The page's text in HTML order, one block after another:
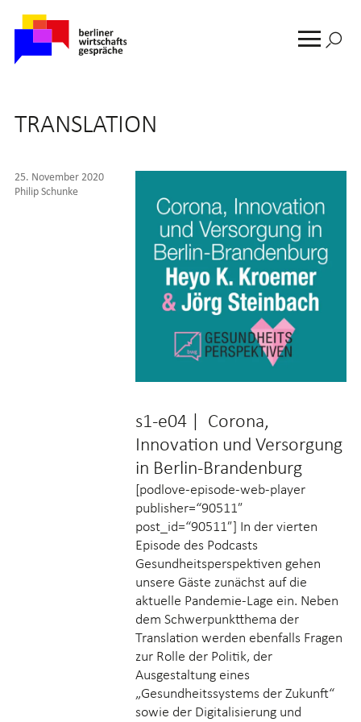
Suchen
TRANSLATION
25. November 2020
Philip Schunke
s1-e04 | Corona,
Innovation und Versorgung
in Berlin-Brandenburg
[podlove-episode-web-player
publisher=“90511″
post_id=“90511″] In der vierten
Episode des Podcasts
Gesundheitsperspektiven gehen
unsere Gäste zunächst auf die
aktuelle Pandemie-Lage ein. Neben
dem Schwerpunktthema der
Translation werden ebenfalls Fragen
zur Rolle der Politik, der
Ausgestaltung eines
„Gesundheitssystems der Zukunft“
sowie der Digitalisierung und